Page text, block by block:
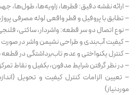
– ارائه نقشه دقیق: قطرها، زاویه‌ها، طول‌ها،
– تطابق با پروفیل و قطر واقعی لوله مصرفی
– نوع اتصال دو سر قطعه: واشردار، ساکتی،
– کیفیت آب‌بندی و طراحی نشیمن واشر در صورت
– کنترل یکنواختی و عدم تاب‌برداشتگی در
– در نظر گرفتن شرایط مدفون، بکفیل و نقاط
– تعیین الزامات کنترل کیفیت و تحویل
موردنیاز)